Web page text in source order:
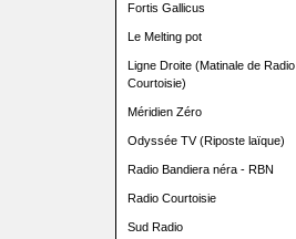
Fortis Gallicus
Le Melting pot
Ligne Droite (Matinale de Radio
Courtoisie)
Méridien Zéro
Odyssée TV (Riposte laïque)
Radio Bandiera néra - RBN
Radio Courtoisie
Sud Radio